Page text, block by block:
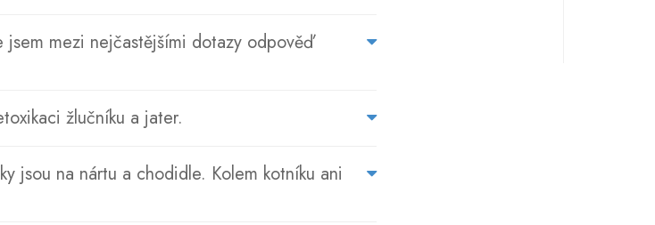
mezi nejčastějšími dotazy odpověď
žlučníku a jater.
jsou na nártu a chodidle. Kolem kotníku ani